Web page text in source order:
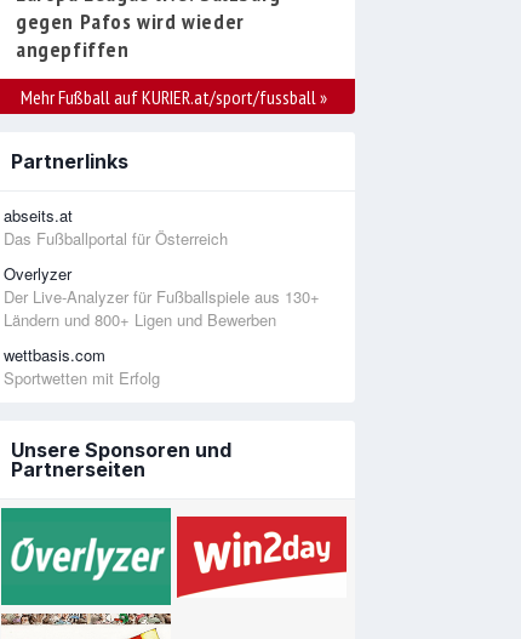
gegen Pafos wird wieder
angepfiffen
Mehr Fußball auf KURIER.at/sport/fussball »
Partnerlinks
abseits.at
Das Fußballportal für Österreich
Overlyzer
Der Live-Analyzer für Fußballspiele aus 130+
Ländern und 800+ Ligen und Bewerben
wettbasis.com
Sportwetten mit Erfolg
Unsere Sponsoren und
Partnerseiten